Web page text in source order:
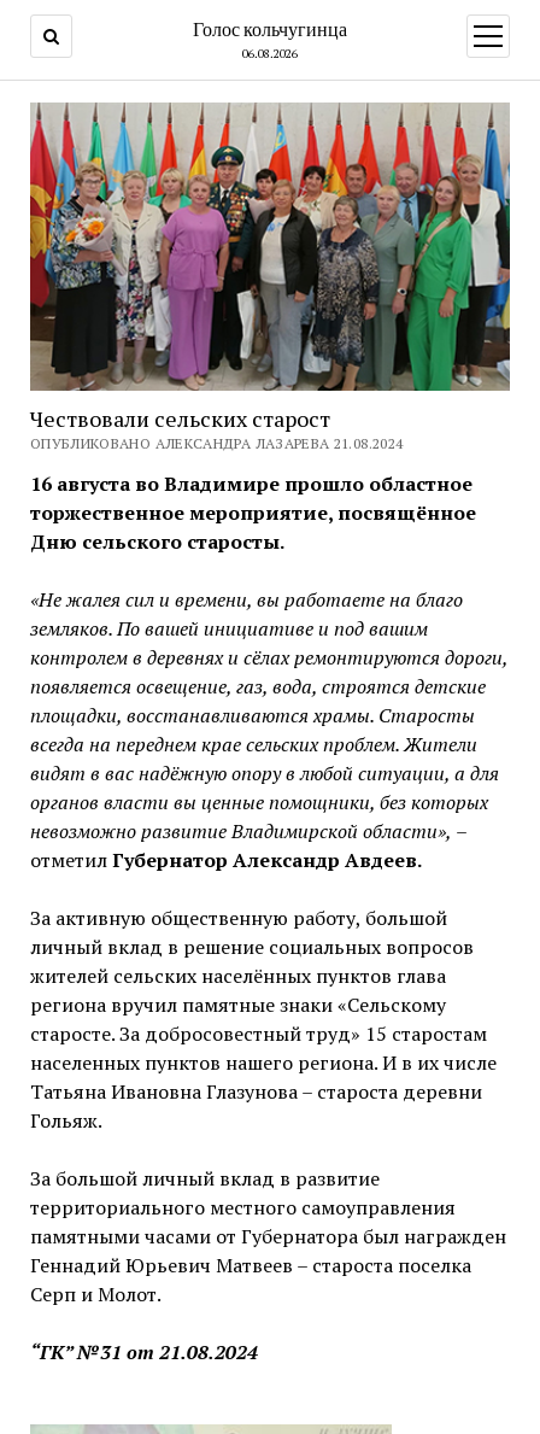
Голос кольчугинца
06.08.2026
меню
Чествовали сельских старост
ОПУБЛИКОВАНО АЛЕКСАНДРА ЛАЗАРЕВА 21.08.2024
16 августа во Владимире прошло областное
торжественное мероприятие, посвящённое
Дню сельского старосты.
«Не жалея сил и времени, вы работаете на благо
земляков. По вашей инициативе и под вашим
контролем в деревнях и сёлах ремонтируются дороги,
появляется освещение, газ, вода, строятся детские
площадки, восстанавливаются храмы. Старосты
всегда на переднем крае сельских проблем. Жители
видят в вас надёжную опору в любой ситуации, а для
органов власти вы ценные помощники, без которых
невозможно развитие Владимирской области», –
отметилГубернатор Александр Авдеев.
За активную общественную работу, большой
личный вклад в решение социальных вопросов
жителей сельских населённых пунктов глава
региона вручил памятные знаки «Сельскому
старосте. За добросовестный труд» 15 старостам
населенных пунктов нашего региона. И в их числе
Татьяна Ивановна Глазунова – староста деревни
Гольяж.
За большой личный вклад в развитие
территориального местного самоуправления
памятными часами от Губернатора был награжден
Геннадий Юрьевич Матвеев – староста поселка
Серп и Молот.
“ГК” №31 от 21.08.2024